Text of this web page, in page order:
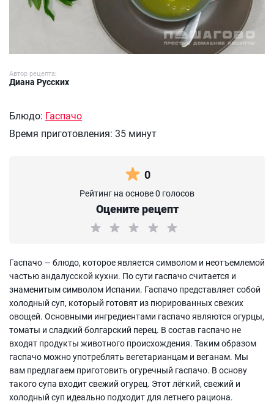
Автор рецепта:
Диана Русских
Блюдо: Гаспачо
Время приготовления: 35 минут
0
Рейтинг на основе 0 голосов
Оцените рецепт
Гаспачо — блюдо, которое является символом и неотъемлемой
частью андалусской кухни. По сути гаспачо считается и
знаменитым символом Испании. Гаспачо представляет собой
холодный суп, который готовят из пюрированных свежих
овощей. Основными ингредиентами гаспачо являются огурцы,
томаты и сладкий болгарский перец. В состав гаспачо не
входят продукты животного происхождения. Таким образом
гаспачо можно употреблять вегетарианцам и веганам. Мы
вам предлагаем приготовить огуречный гаспачо. В основу
такого супа входит свежий огурец. Этот лёгкий, свежий и
холодный суп идеально подходит для летнего рациона.